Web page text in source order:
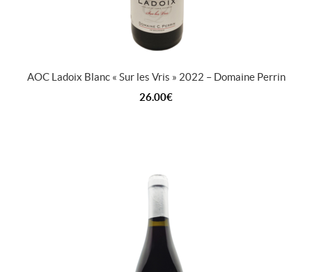
AOC Ladoix Blanc « Sur les Vris » 2022 – Domaine Perrin
26.00€